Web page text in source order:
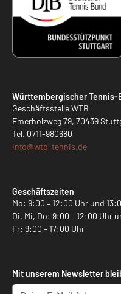
Württembergischer Tennis-
Geschäftsstelle WTB
Emerholzweg 79, 70439
Tel. 0711-980680
info@wtb-tennis.de
Geschäftszeiten
Mo: 9:00 – 12:00 Uhr und
Di, Mi, Do: 9:00 – 12:00 Uhr
Fr: 9:00 – 17:00 Uhr
Mit unserem Newsletter